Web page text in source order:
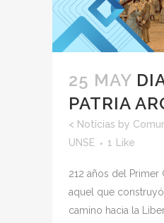
25 MAY
PATRIA
< Noticias by
UNSE
1 Like
212 años del Primer
aquel que
camino hacia la